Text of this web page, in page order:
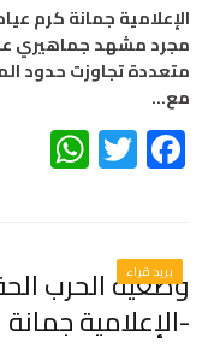
الإعلامية جمانة كرم
مجرد مشهد جماهيري
متعددة تجاوزت حدود
مع…
Facebook
Twitter
بريد قراء
-الإعلامية